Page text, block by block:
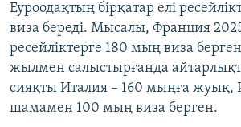
Еуроодақтың бірқатар елі
виза береді. Мысалы, Франция
ресейліктерге 180 мың виза
жылмен салыстырғанда
сияқты Италия – 160 мыңға жуық,
шамамен 100 мың виза берген.